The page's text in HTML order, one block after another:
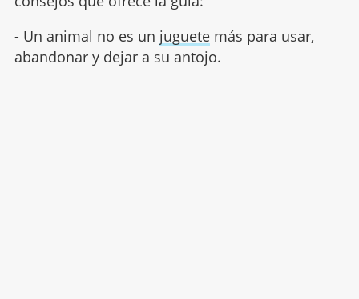
- Un animal no es un juguetemás para usar,
abandonar y dejar a su antojo.